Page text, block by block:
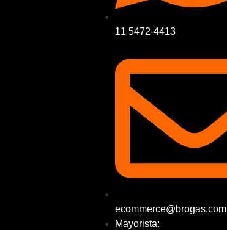
11 5472-4413
ecommerce@brogas.com
Mayorista: